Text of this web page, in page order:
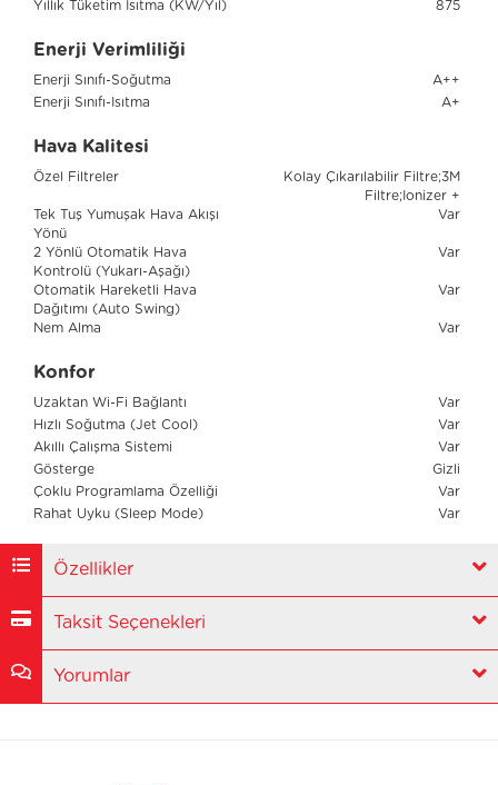
Yıllık Tüketim Isıtma (KW/Yıl) 875
Enerji Verimliliği
Enerji Sınıfı-Soğutma
A++
Enerji Sınıfı-Isıtma
A+
Hava Kalitesi
Özel Filtreler
Kolay Çıkarılabilir Filtre;3M
Filtre;Ionizer +
Tek Tuş Yumuşak Hava Akışı
Yönü
Var
2 Yönlü Otomatik Hava
Kontrolü (Yukarı-Aşağı)
Var
Otomatik Hareketli Hava
Dağıtımı (Auto Swing)
Var
Nem Alma Var
Konfor
Uzaktan Wi-Fi Bağlantı
Var
Hızlı Soğutma (Jet Cool)
Var
Akıllı Çalışma Sistemi
Var
Gösterge
Gizli
Çoklu Programlama Özelliği
Var
Rahat Uyku (Sleep Mode)
Var
Özellikler
Taksit Seçenekleri
Yorumlar